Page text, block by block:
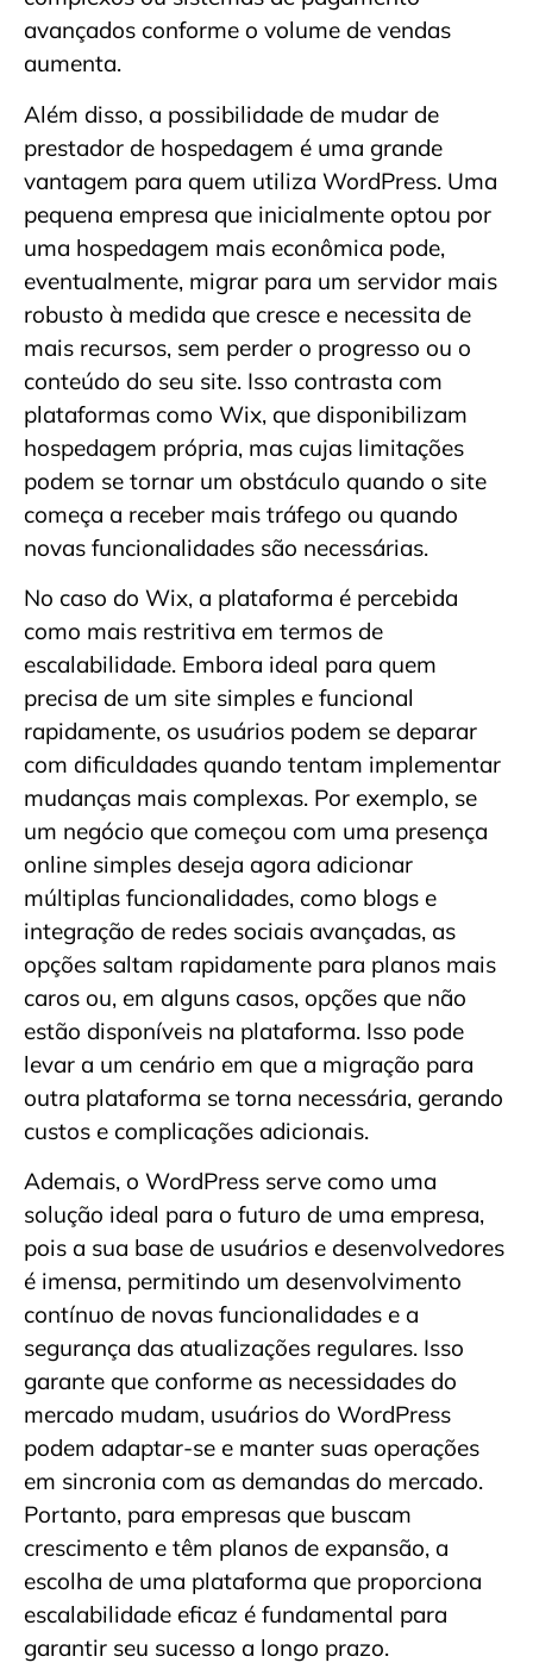
avançados conforme o volume de vendas
aumenta.
Além disso, a possibilidade de mudar de
prestador de hospedagem é uma grande
vantagem para quem utiliza WordPress. Uma
pequena empresa que inicialmente optou por
uma hospedagem mais econômica pode,
eventualmente, migrar para um servidor mais
robusto à medida que cresce e necessita de
mais recursos, sem perder o progresso ou o
conteúdo do seu site. Isso contrasta com
plataformas como Wix, que disponibilizam
hospedagem própria, mas cujas limitações
podem se tornar um obstáculo quando o site
começa a receber mais tráfego ou quando
novas funcionalidades são necessárias.
No caso do Wix, a plataforma é percebida
como mais restritiva em termos de
escalabilidade. Embora ideal para quem
precisa de um site simples e funcional
rapidamente, os usuários podem se deparar
com dificuldades quando tentam implementar
mudanças mais complexas. Por exemplo, se
um negócio que começou com uma presença
online simples deseja agora adicionar
múltiplas funcionalidades, como blogs e
integração de redes sociais avançadas, as
opções saltam rapidamente para planos mais
caros ou, em alguns casos, opções que não
estão disponíveis na plataforma. Isso pode
levar a um cenário em que a migração para
outra plataforma se torna necessária, gerando
custos e complicações adicionais.
Ademais, o WordPress serve como uma
solução ideal para o futuro de uma empresa,
pois a sua base de usuários e desenvolvedores
é imensa, permitindo um desenvolvimento
contínuo de novas funcionalidades e a
segurança das atualizações regulares. Isso
garante que conforme as necessidades do
mercado mudam, usuários do WordPress
podem adaptar-se e manter suas operações
em sincronia com as demandas do mercado.
Portanto, para empresas que buscam
crescimento e têm planos de expansão, a
escolha de uma plataforma que proporciona
escalabilidade eficaz é fundamental para
garantir seu sucesso a longo prazo.